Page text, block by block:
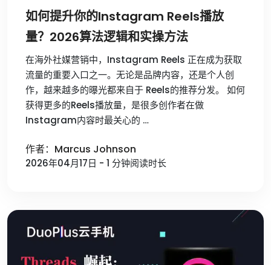
如何提升你的Instagram Reels播放
量？2026算法逻辑和实操方法
在海外社媒营销中，Instagram Reels 正在成为获取
流量的重要入口之一。无论是品牌内容，还是个人创
作，越来越多的曝光都来自于 Reels的推荐分发。 如何
获得更多的Reels播放量，是很多创作者在做
Instagram内容时最关心的 …
作者：Marcus Johnson
2026年04月17日 - 1 分钟阅读时长